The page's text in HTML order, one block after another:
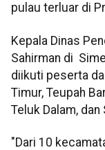
pulau terluar di
Kepala Dinas
Sahirman di
diikuti peserta
Timur, Teupah
Teluk Dalam,
"Dari 10